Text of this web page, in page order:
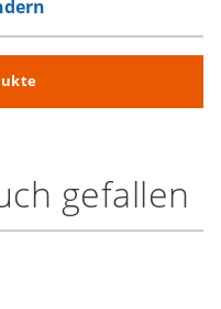
gefallen